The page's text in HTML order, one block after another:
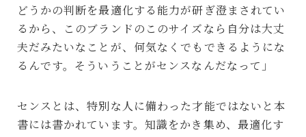
どうかの判断を最適化する能力が研ぎ澄まされてい
るから、このブランドのこのサイズなら自分は大丈
夫だみたいなことが、何気なくでもできるようにな
るんです。そういうことがセンスなんだなって」
センスとは、特別な人に備わった才能ではないと本
書には書かれています。知識をかき集め、最適化す